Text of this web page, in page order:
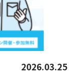
2026.03.25